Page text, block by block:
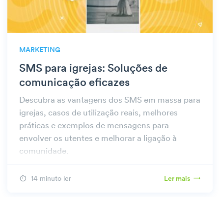
MARKETING
SMS para igrejas: Soluções de
comunicação eficazes
Descubra as vantagens dos SMS em massa para
igrejas, casos de utilização reais, melhores
práticas e exemplos de mensagens para
envolver os utentes e melhorar a ligação à
comunidade.
14 minuto ler Ler mais